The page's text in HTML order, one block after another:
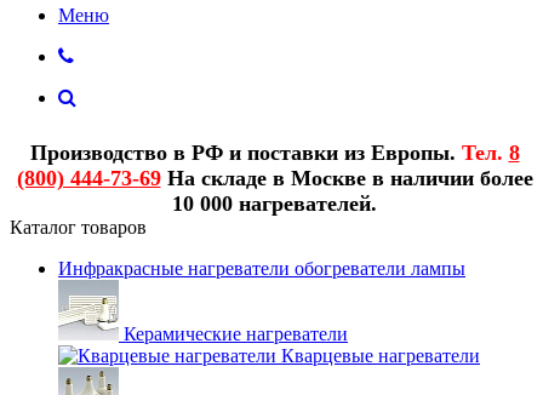
Меню
Производство в РФ и поставки из Европы. Тел. 8
(800) 444-73-69На складе в Москве в наличии более
10 000 нагревателей.
Каталог товаров
Инфракрасные нагреватели обогреватели лампы
Керамические нагреватели
Кварцевые нагреватели